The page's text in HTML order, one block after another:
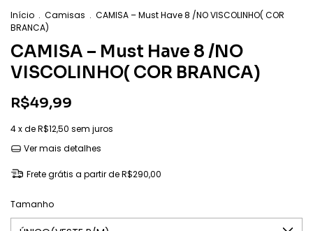
Início . Camisas . CAMISA – Must Have 8 /NO VISCOLINHO( COR
BRANCA)
CAMISA – Must Have 8 /NO
VISCOLINHO( COR BRANCA)
R$49,99
4x deR$12,50 sem juros
Ver mais detalhes
Frete grátis a partir deR$290,00
Tamanho